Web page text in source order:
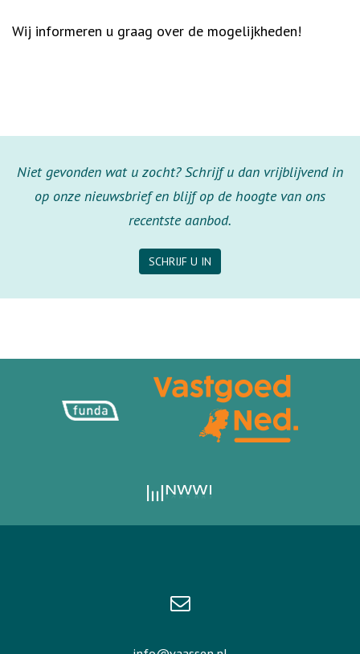
Wij informeren u graag over de mogelijkheden!
Niet gevonden wat u zocht? Schrijf u dan vrijblijvend in
op onze nieuwsbrief en blijf op de hoogte van ons
recentste aanbod.
SCHRIJF U IN